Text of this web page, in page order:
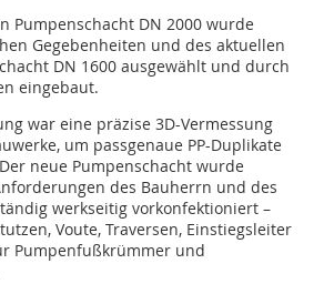
Pumpenschacht DN 2000 wurde
Gegebenheiten und des aktuellen
DN 1600 ausgewählt und durch
eingebaut.
war eine präzise 3D-Vermessung
um passgenaue PP-Duplikate
neue Pumpenschacht wurde
des Bauherrn und des
werkseitig vorkonfektioniert –
Voute, Traversen, Einstiegsleiter
Pumpenfußkrümmer und